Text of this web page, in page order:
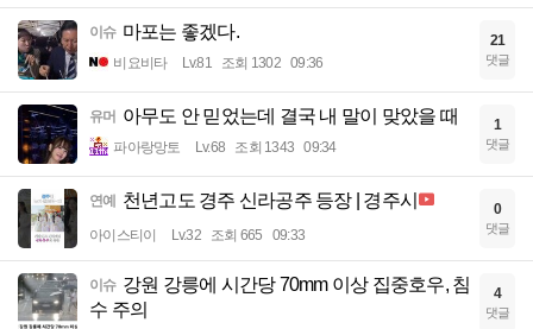
이슈 마포는 좋겠다.
비요비타 Lv.81 조회 1302 09:36
21
댓글
유머 아무도 안 믿었는데 결국 내 말이 맞았을 때
파아랑망토 Lv.68 조회 1343 09:34
1
댓글
연예 천년고도 경주 신라공주 등장 | 경주시
아이스티이 Lv.32 조회 665 09:33
0
댓글
이슈 강원 강릉에 시간당 70mm 이상 집중호우, 침
수 주의
4
댓글